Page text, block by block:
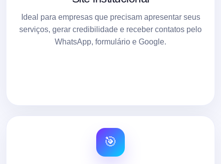
Ideal para empresas que precisam apresentar seus
serviços, gerar credibilidade e receber contatos pelo
WhatsApp, formulário e Google.
🎯